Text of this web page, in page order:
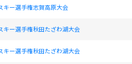
キー選手権志賀高原大会
キー選手権秋田たざわ湖大会
キー選手権秋田たざわ湖大会